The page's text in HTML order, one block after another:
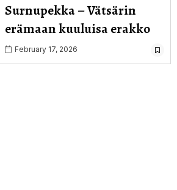
Surnupekka – Vätsärin
erämaan kuuluisa erakko
February 17, 2026